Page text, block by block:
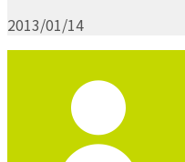
2013/01/14